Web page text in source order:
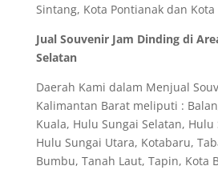
Sintang, Kota Pontianak dan Kota
Jual Souvenir Jam Dinding di
Selatan
Daerah Kami dalam Menjual
Kalimantan Barat meliputi :
Kuala, Hulu Sungai Selatan, Hulu
Hulu Sungai Utara, Kotabaru,
Bumbu, Tanah Laut, Tapin, Kota